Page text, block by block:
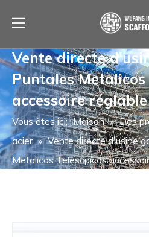
Vente directe
Puntales Metalicos
accessoire
Vous êtes ici: Maison » Des
acier » Vente directe d'usine
Metalicos Telescpicos